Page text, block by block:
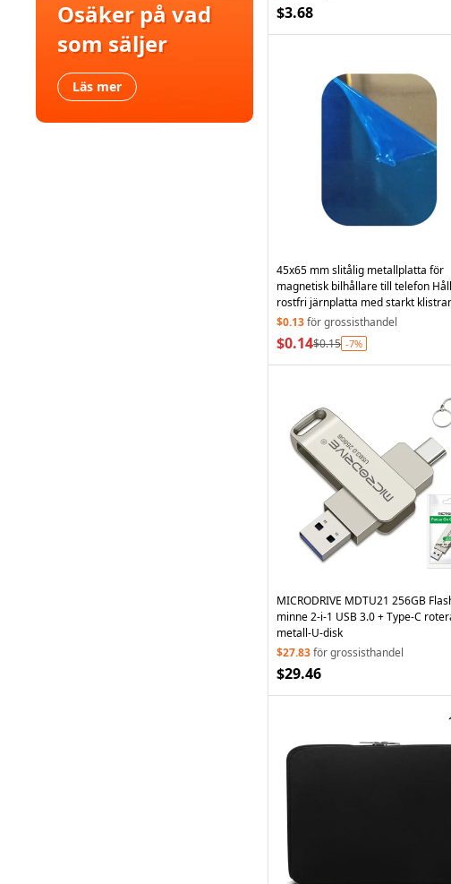
Osäker på vad
som säljer
Läs mer
transportväska skyddshölse med
– Blå
$3.68
45x65 mm slitålig metallplatta för
magnetisk bilhållare till telefon
rostfri järnplatta med starkt
märke
$0.13för grossisthandel
$0.14$0.15 -7%
MICRODRIVE MDTU21 256GB
minne 2-i-1 USB 3.0 + Type-C
metall-U-disk
$27.83för grossisthandel
$29.46